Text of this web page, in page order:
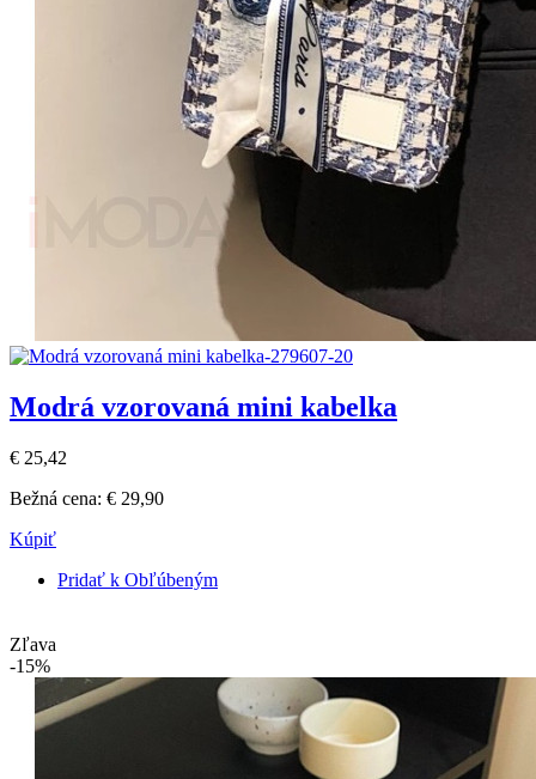
Modrá vzorovaná mini kabelka
€ 25,42
Bežná cena: € 29,90
Kúpiť
Pridať k Obľúbeným
Zľava
-15%